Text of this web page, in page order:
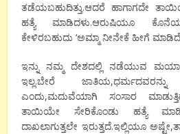
ತಡೆಯಬಹುದಿತ್ತು.ಆದರೆ ಹಾಗಾಗದೇ
ಹತ್ಯೆ ಮಾಡಿದಳು.ಆರುಷಿಯೂ
ಕೇಳಿರಬಹುದು ‘ಅಮ್ಮಾ ನೀನೇಕೆ ಹೀಗೆ
ಇನ್ನು ನಮ್ಮ ದೇಶದಲ್ಲಿ ನಡೆಯುವ
ಇಲ್ಲ.ಬೇರೆ
ಎಂದು,ಮದುವೆಯಾಗಿ ಸಂಸಾರ
ತಾಯಿಯೇ ಸೇರಿಕೊಂಡು ಹತ್ಯೆ
ದಾಖಲಾಗುತ್ತಲೇ ಇರುತ್ತದೆ.ಇಲ್ಲಿಯೂ